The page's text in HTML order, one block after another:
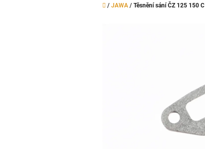
Domů
/ JAWA / Těsnění sání ČZ 125 150 C